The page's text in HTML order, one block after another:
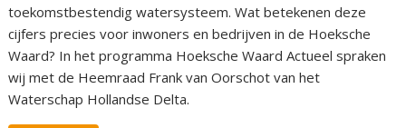
toekomstbestendig watersysteem. Wat betekenen deze
cijfers precies voor inwoners en bedrijven in de Hoeksche
Waard? In het programma Hoeksche Waard Actueel spraken
wij met de Heemraad Frank van Oorschot van het
Waterschap Hollandse Delta.